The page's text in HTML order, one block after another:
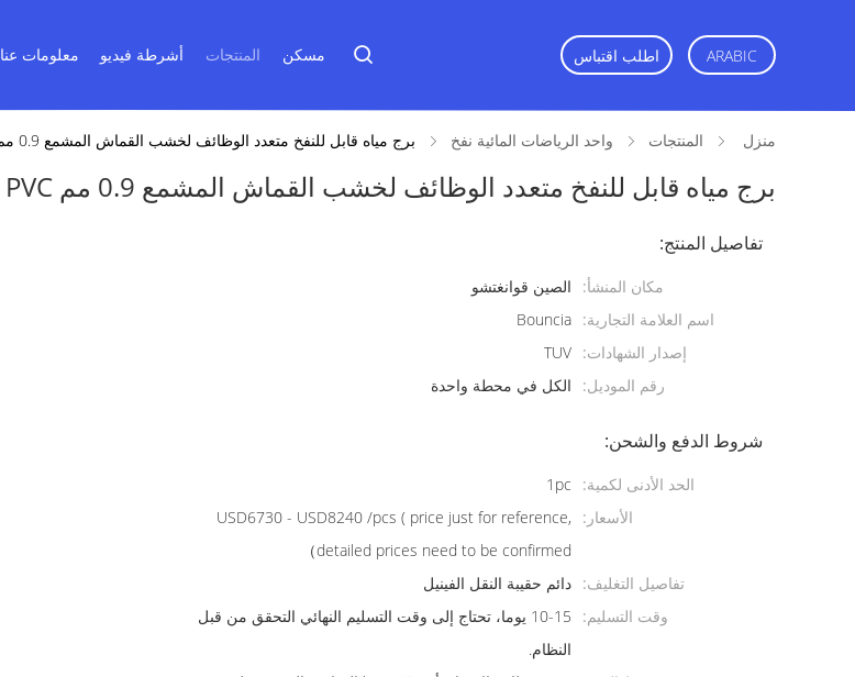
مسكن المنتجات أشرطة فيديو معلومات عنا اطلب اقتباس ARABIC
منزل المنتجات واحد الرياضات المائية نفخ برج مياه قابل للنفخ متعدد الوظائف لخشب القماش المشمع 0.9 مم PVC
برج مياه قابل للنفخ متعدد الوظائف لخشب القماش المشمع 0.9 مم PVC
تفاصيل المنتج:
مكان المنشأ:
الصين قوانغتشو
اسم العلامة التجارية: Bouncia
إصدار الشهادات: TUV
رقم الموديل:
الكل في محطة واحدة
شروط الدفع والشحن:
الحد الأدنى لكمية:
1pc
الأسعار:
USD6730 - USD8240 /pcs ( price just for reference,
detailed prices need to be confirmed）
تفاصيل التغليف: دائم حقيبة النقل الفينيل
وقت التسليم:
10-15 يوما، تحتاج إلى وقت التسليم النهائي التحقق من قبل
النظام.